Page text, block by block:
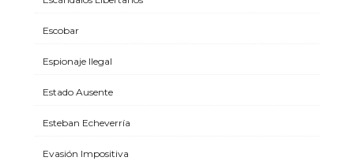
Escobar
Espionaje Ilegal
Estado Ausente
Esteban Echeverría
Evasión Impositiva